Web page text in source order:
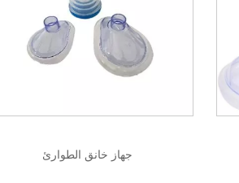
جهاز خانق الطوارئ